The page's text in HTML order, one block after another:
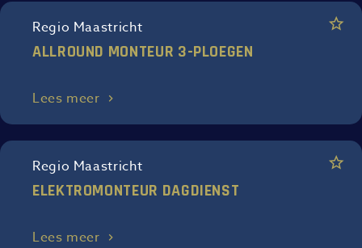
Regio Maastricht
ALLROUND MONTEUR 3-PLOEGEN
Lees meer
Regio Maastricht
ELEKTROMONTEUR DAGDIENST
Lees meer